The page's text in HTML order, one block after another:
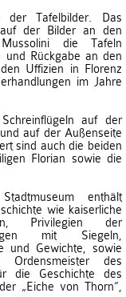
Tafelbilder. Das
der Bilder an den
die Tafeln
und Rückgabe an den
Uffizien in Florenz
im Jahre
auf der
auf der Außenseite
sind auch die beiden
Florian sowie die
enthält
wie kaiserliche
Privilegien der
mit Siegeln,
und Gewichte, sowie
Ordensmeister des
die Geschichte des
„Eiche von Thorn“,